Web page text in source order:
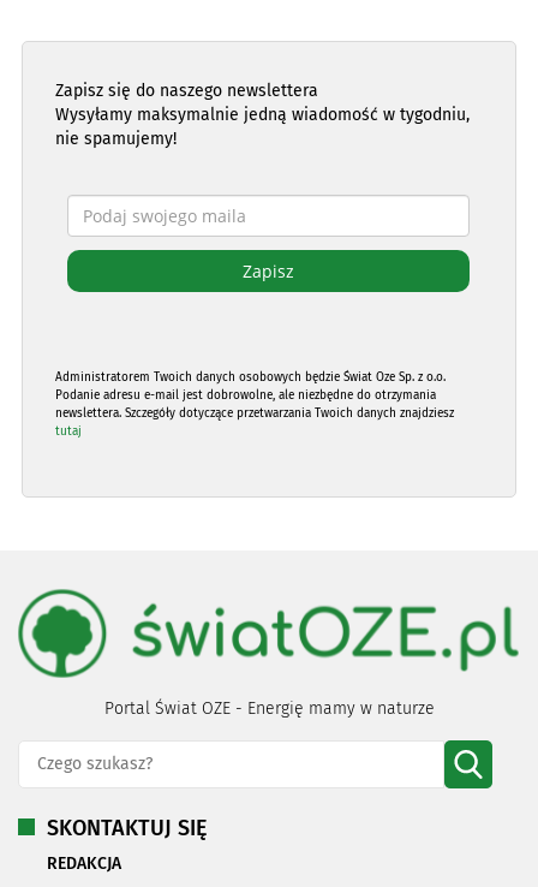
Zapisz się do naszego newslettera
Wysyłamy maksymalnie jedną wiadomość w tygodniu,
nie spamujemy!
Administratorem Twoich danych osobowych będzie Świat Oze Sp. z o.o.
Podanie adresu e-mail jest dobrowolne, ale niezbędne do otrzymania
newslettera. Szczegóły dotyczące przetwarzania Twoich danych znajdziesz
tutaj
Portal Świat OZE - Energię mamy w naturze
SKONTAKTUJ SIĘ
REDAKCJA